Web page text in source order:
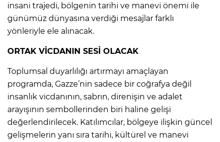
insani trajedi, bölgenin tarihi ve manevi önemi ile
günümüz dünyasına verdiği mesajlar farklı
yönleriyle ele alınacak.
ORTAK VİCDANIN SESİ OLACAK
Toplumsal duyarlılığı artırmayı amaçlayan
programda, Gazze’nin sadece bir coğrafya değil
insanlık vicdanının, sabrın, direnişin ve adalet
arayışının sembollerinden biri haline gelişi
değerlendirilecek. Katılımcılar, bölgeye ilişkin güncel
gelişmelerin yanı sıra tarihi, kültürel ve manevi